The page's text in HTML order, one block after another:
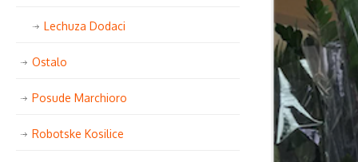
Lechuza Dodaci
Ostalo
Posude Marchioro
Robotske Kosilice